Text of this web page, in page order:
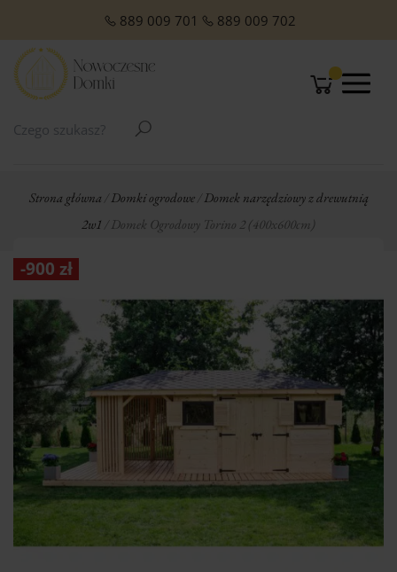
889 009 701 889 009 702
Strona główna Domki ogrodowe/ Domek narzędziowy z drewutnią
2w1 / Domek Ogrodowy Torino 2 (400x600cm)
-900 zł